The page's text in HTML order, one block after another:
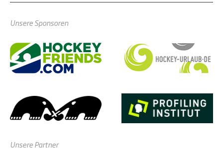
Unsere Sponsoren
Unsere Partner